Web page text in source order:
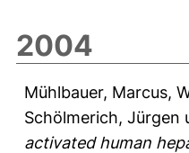
2004
Mühlbauer, Marcus,
Schölmerich, Jürgen
activated human